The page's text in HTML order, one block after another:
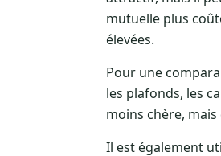
mutuelle plus
élevées.
Pour une
les plafonds, les
moins chère,
Il est également